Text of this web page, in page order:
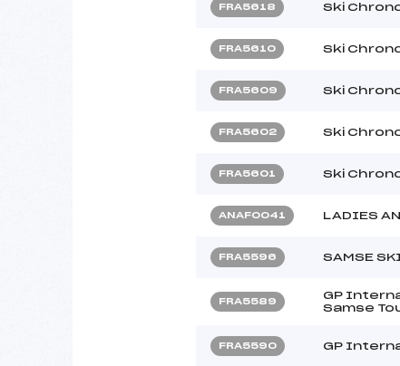
FRA5618 Ski
FRA5610 Ski
FRA5609 Ski
FRA5602 Ski
FRA5601 Ski
ANAF0041 LADIES
FRA5596 SAMSE
FRA5589
GP
Samse
FRA5590 GP